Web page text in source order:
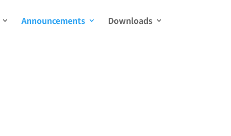
Announcements Downloads